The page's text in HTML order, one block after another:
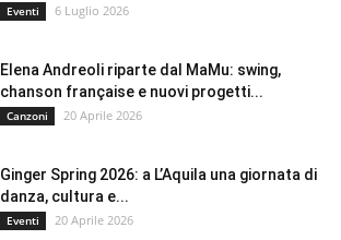
Eventi 6 Luglio 2026
Elena Andreoli riparte dal MaMu: swing,
chanson française e nuovi progetti...
Canzoni 20 Aprile 2026
Ginger Spring 2026: a L’Aquila una giornata di
danza, cultura e...
Eventi 20 Aprile 2026